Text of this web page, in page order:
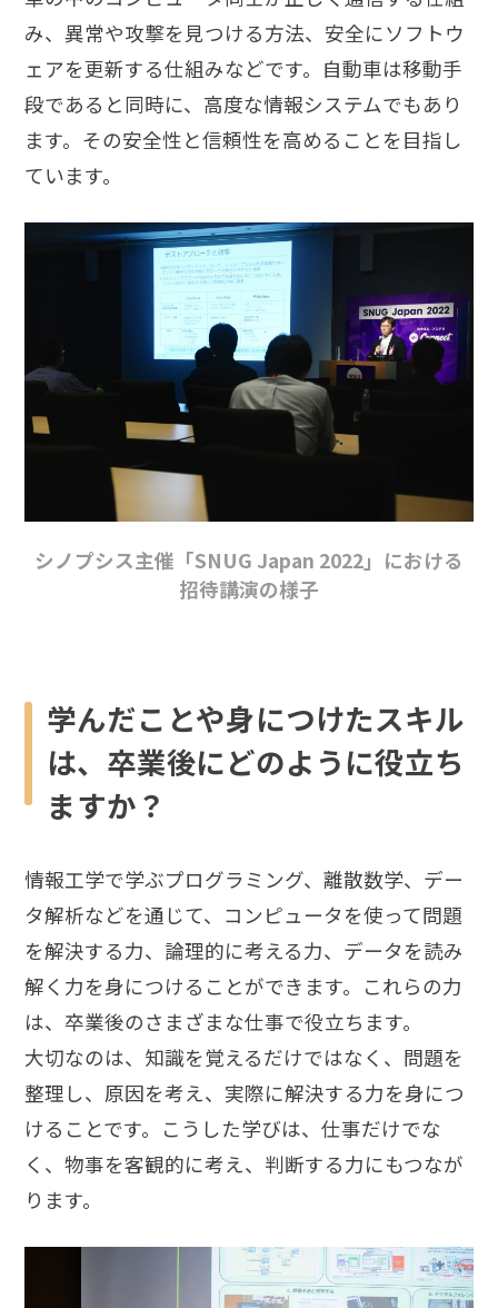
み、異常や攻撃を見つける方法、安全にソフトウ
ェアを更新する仕組みなどです。自動車は移動手
段であると同時に、高度な情報システムでもあり
ます。その安全性と信頼性を高めることを目指し
ています。
シノプシス主催「SNUG Japan 2022」における
招待講演の様子
学んだことや身につけたスキル
は、卒業後にどのように役立ち
ますか？
情報工学で学ぶプログラミング、離散数学、デー
タ解析などを通じて、コンピュータを使って問題
を解決する力、論理的に考える力、データを読み
解く力を身につけることができます。これらの力
は、卒業後のさまざまな仕事で役立ちます。
大切なのは、知識を覚えるだけではなく、問題を
整理し、原因を考え、実際に解決する力を身につ
けることです。こうした学びは、仕事だけでな
く、物事を客観的に考え、判断する力にもつなが
ります。